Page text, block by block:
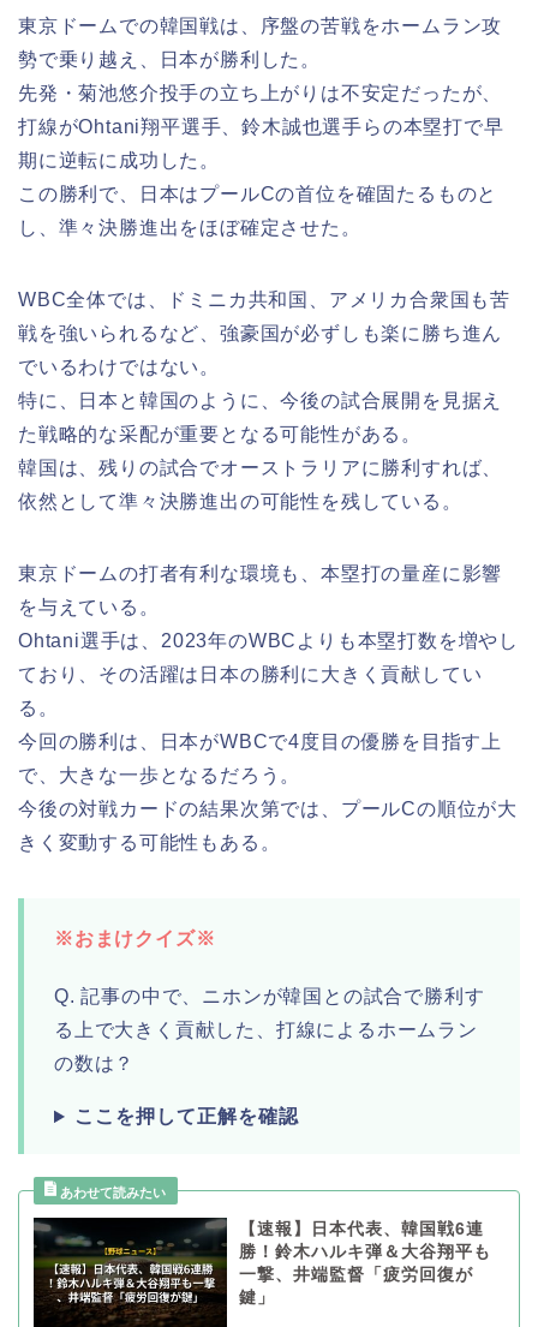
東京ドームでの韓国戦は、序盤の苦戦をホームラン攻
勢で乗り越え、日本が勝利した。
先発・菊池悠介投手の立ち上がりは不安定だったが、
打線がOhtani翔平選手、鈴木誠也選手らの本塁打で早
期に逆転に成功した。
この勝利で、日本はプールCの首位を確固たるものと
し、準々決勝進出をほぼ確定させた。
WBC全体では、ドミニカ共和国、アメリカ合衆国も苦
戦を強いられるなど、強豪国が必ずしも楽に勝ち進ん
でいるわけではない。
特に、日本と韓国のように、今後の試合展開を見据え
た戦略的な采配が重要となる可能性がある。
韓国は、残りの試合でオーストラリアに勝利すれば、
依然として準々決勝進出の可能性を残している。
東京ドームの打者有利な環境も、本塁打の量産に影響
を与えている。
Ohtani選手は、2023年のWBCよりも本塁打数を増やし
ており、その活躍は日本の勝利に大きく貢献してい
る。
今回の勝利は、日本がWBCで4度目の優勝を目指す上
で、大きな一歩となるだろう。
今後の対戦カードの結果次第では、プールCの順位が大
きく変動する可能性もある。
※おまけクイズ※
Q. 記事の中で、ニホンが韓国との試合で勝利す
る上で大きく貢献した、打線によるホームラン
の数は？
ここを押して正解を確認
【速報】日本代表、韓国戦6連
勝！鈴木ハルキ弾＆大谷翔平も
一撃、井端監督「疲労回復が
鍵」